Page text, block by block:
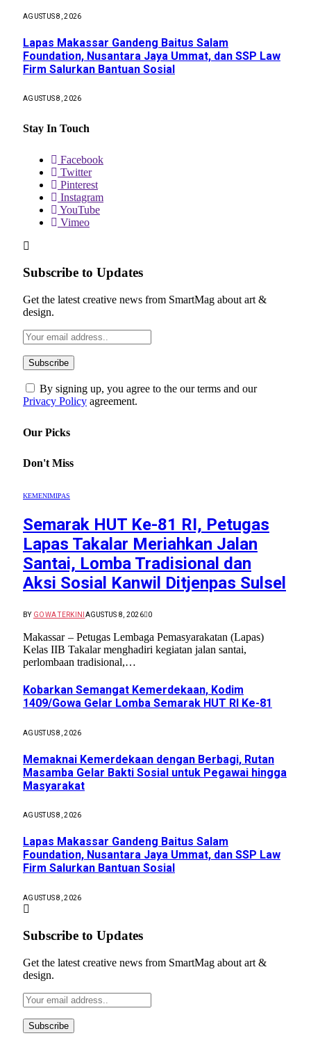
AGUSTUS 8, 2026
Lapas Makassar Gandeng Baitus Salam
Foundation, Nusantara Jaya Ummat, dan SSP Law
Firm Salurkan Bantuan Sosial
AGUSTUS 8, 2026
Stay In Touch
Facebook
Twitter
Pinterest
Instagram
YouTube
Vimeo
Subscribe to Updates
Get the latest creative news from SmartMag about art &
design.
By signing up, you agree to the our terms and our
Privacy Policy agreement.
Our Picks
Don't Miss
KEMENIMIPAS
Semarak HUT Ke-81 RI, Petugas
Lapas Takalar Meriahkan Jalan
Santai, Lomba Tradisional dan
Aksi Sosial Kanwil Ditjenpas Sulsel
BY GOWA TERKINI AGUSTUS 8, 2026 0
Makassar – Petugas Lembaga Pemasyarakatan (Lapas)
Kelas IIB Takalar menghadiri kegiatan jalan santai,
perlombaan tradisional,…
Kobarkan Semangat Kemerdekaan, Kodim
1409/Gowa Gelar Lomba Semarak HUT RI Ke-81
AGUSTUS 8, 2026
Memaknai Kemerdekaan dengan Berbagi, Rutan
Masamba Gelar Bakti Sosial untuk Pegawai hingga
Masyarakat
AGUSTUS 8, 2026
Lapas Makassar Gandeng Baitus Salam
Foundation, Nusantara Jaya Ummat, dan SSP Law
Firm Salurkan Bantuan Sosial
AGUSTUS 8, 2026
Subscribe to Updates
Get the latest creative news from SmartMag about art &
design.